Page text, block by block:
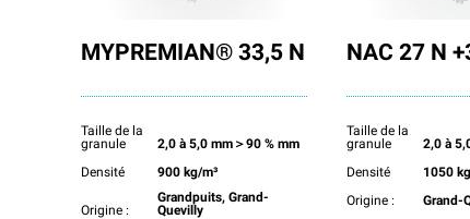
MYPREMIAN® 33,5 N
Taille de la
granule
2,0 à 5,0 mm＞90 % mm
Densité
900 kg/m³
Origine :
Grandpuits, Grand-
Quevilly
NAC 27 N
Taille de la
granule
2,0 à
Densité
1050
Origine :
Grand-